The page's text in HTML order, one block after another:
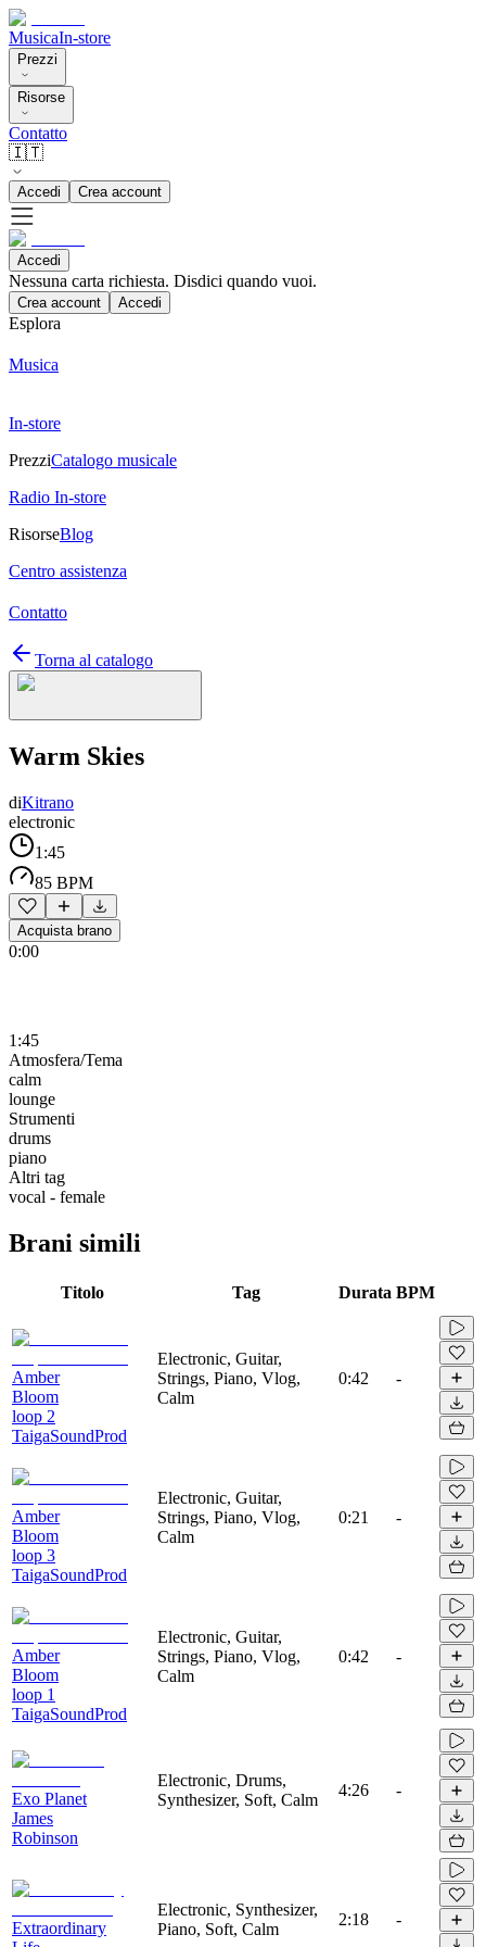
MusicaIn-store
Prezzi
Risorse
Contatto
🇮🇹
Accedi Crea account
Accedi
Nessuna carta richiesta. Disdici quando vuoi.
Crea account Accedi
Esplora
Musica
In-store
PrezziCatalogo musicale
Radio In-store
RisorseBlog
Centro assistenza
Contatto
Torna al catalogo
Warm Skies
diKitrano
electronic
1:45
85 BPM
Acquista brano
0:00
1:45
Atmosfera/Tema
calm
lounge
Strumenti
drums
piano
Altri tag
vocal - female
Brani simili
Titolo Tag Durata BPM
Amber
Bloom
loop 2
TaigaSoundProd
Electronic, Guitar,
Strings, Piano, Vlog,
Calm
0:42 -
Amber
Bloom
loop 3
TaigaSoundProd
Electronic, Guitar,
Strings, Piano, Vlog,
Calm
0:21 -
Amber
Bloom
loop 1
TaigaSoundProd
Electronic, Guitar,
Strings, Piano, Vlog,
Calm
0:42 -
Exo Planet
James
Robinson
Electronic, Drums,
Synthesizer, Soft, Calm
4:26 -
Extraordinary
Electronic, Synthesizer,
Piano, Soft, Calm
2:18 -